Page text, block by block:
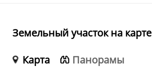
Земельный участок на карте
Карта
Панорамы